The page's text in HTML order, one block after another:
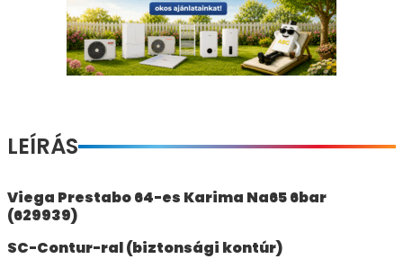
LEÍRÁS
Viega Prestabo 64-es Karima Na65 6bar
(629939)
SC-Contur-ral (biztonsági kontúr)